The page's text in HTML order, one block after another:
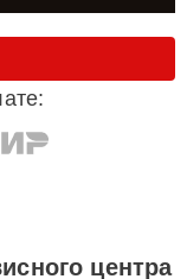
центра